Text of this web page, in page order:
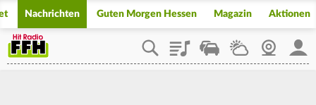
Nachrichten Guten Morgen Hessen Magazin Aktionen
PlaylistStaupilotWetterWebcam